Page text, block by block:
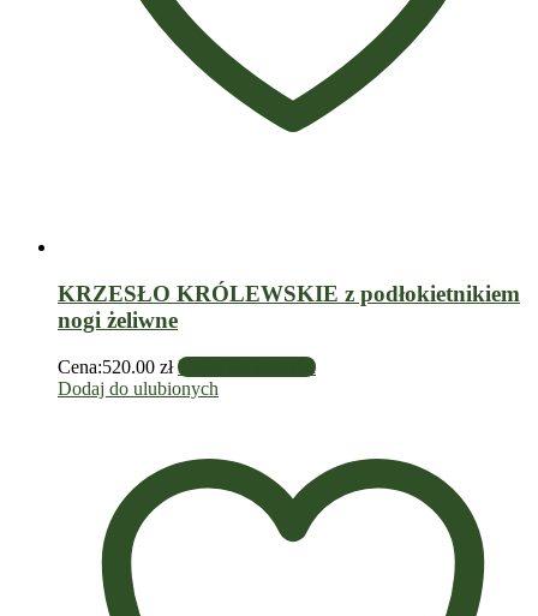
KRZESŁO KRÓLEWSKIE z podłokietnikiem
nogi żeliwne
Cena:520.00 zł Dodaj do koszyka
Dodaj do ulubionych